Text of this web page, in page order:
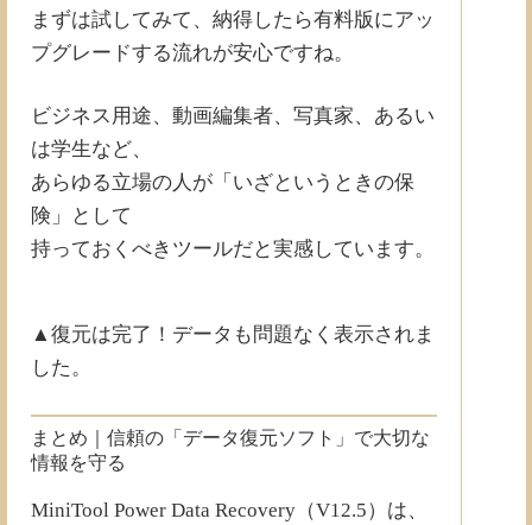
まずは試してみて、納得したら有料版にアッ
プグレードする流れが安心ですね。
ビジネス用途、動画編集者、写真家、あるい
は学生など、
あらゆる立場の人が「いざというときの保
険」として
持っておくべきツールだと実感しています。
▲復元は完了！データも問題なく表示されま
した。
まとめ｜信頼の「データ復元ソフト」で大切な
情報を守る
MiniTool Power Data Recovery（V12.5）は、